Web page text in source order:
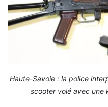
Haute-Savoie : la police
scooter volé avec une